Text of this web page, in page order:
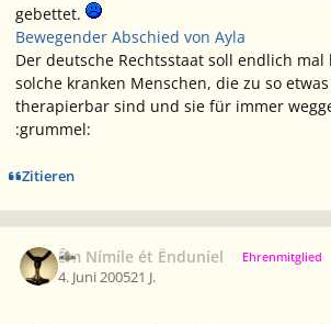
gebettet.
Bewegender Abschied von Ayla
Der deutsche Rechtsstaat soll endlich mal
solche kranken Menschen, die zu so
therapierbar sind und sie für immer
:grummel:
Zitieren
Êm Nímíle ét Ënduníel Ehrenmitglied
4. Juni 200521 J.